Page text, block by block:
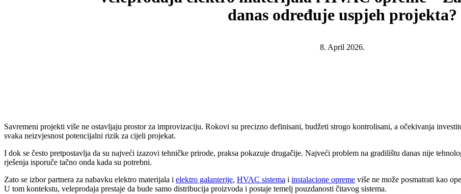
danas određuje uspjeh projekta?
8. April 2026.
Savremeni projekti više ne ostavljaju prostor za improvizaciju. Rokovi su precizno definisani, budžeti strogo kontrolisani, a očekivanja
svaka neizvjesnost potencijalni rizik za cijeli projekat.
I dok se često pretpostavlja da su najveći izazovi tehničke prirode, praksa pokazuje drugačije. Najveći problem na gradilištu danas nije
rješenja isporuče tačno onda kada su potrebni.
Zato se izbor partnera za nabavku elektro materijala i elektro galanterije, HVAC sistema i instalacione opreme više ne može posmatrati kao
U tom kontekstu, veleprodaja prestaje da bude samo distribucija proizvoda i postaje temelj pouzdanosti čitavog sistema.